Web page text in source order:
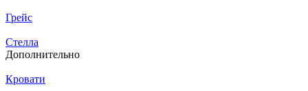
Грейс
Стелла
Дополнительно
Кровати